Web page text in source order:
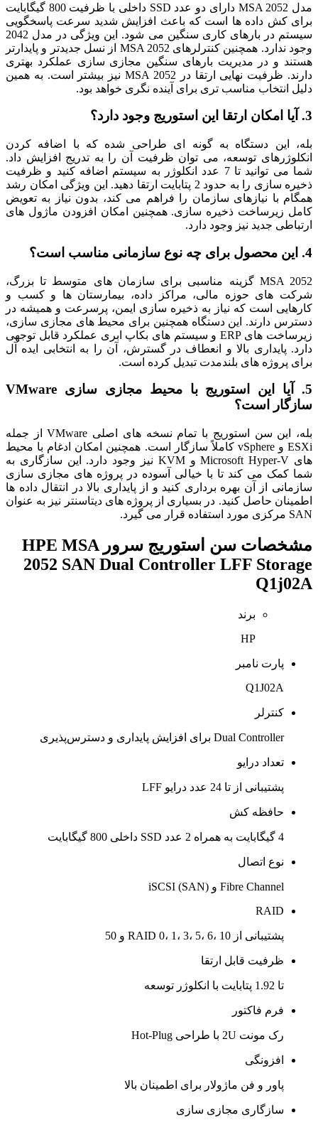
مدل MSA 2052 دارای دو عدد SSD داخلی با ظرفیت 800 گیگابایت
برای کش داده‌ ها است که باعث افزایش شدید سرعت پاسخگویی
سیستم در بارهای کاری سنگین می‌ شود. این ویژگی در مدل 2042
وجود ندارد. همچنین کنترلرهای MSA 2052 از نسل جدیدتر و پایدارتر
هستند و در مدیریت بارهای سنگین مجازی سازی عملکرد بهتری
دارند. ظرفیت نهایی ارتقا در MSA 2052 نیز بیشتر است. به همین
دلیل انتخاب مناسب‌ تری برای آینده‌ نگری خواهد بود.
3. آیا امکان ارتقا این استوریج وجود دارد؟
بله، این دستگاه به گونه ای طراحی شده که با اضافه کردن
انکلوژرهای توسعه، می‌ توان ظرفیت آن را به تدریج افزایش داد.
شما می‌ توانید تا 7 عدد انکلوژر به سیستم اضافه کنید و ظرفیت
ذخیره سازی را به حدود 2 پتابایت ارتقا دهید. این ویژگی امکان رشد
همگام با نیازهای سازمان را فراهم می‌ کند، بدون نیاز به تعویض
کامل زیرساخت ذخیره سازی. همچنین امکان افزودن ماژول‌ های
ارتباطی جدید نیز وجود دارد.
4. این محصول برای چه نوع سازمانی مناسب است؟
MSA 2052 گزینه مناسبی برای سازمان‌ های متوسط تا بزرگ،
شرکت‌ های حوزه مالی، مراکز داده، بیمارستان‌ ها و کسب و
کارهایی است که نیاز به ذخیره سازی ایمن، پرسرعت و همیشه در
دسترس دارند. این دستگاه همچنین برای محیط‌ های مجازی سازی،
زیرساخت های ERP و سیستم‌ های بکاپ ابری عملکرد قابل توجهی
دارد. پایداری بالا و انعطاف در گسترش، آن را به انتخابی ایده آل
برای پروژه‌ های بلندمدت تبدیل کرده است.
5. آیا این استوریج با محیط مجازی سازی VMware
سازگار است؟
بله، این سن استوریج با تمام نسخه‌ های اصلی VMware از جمله
ESXi و vSphere کاملاً سازگار است. همچنین امکان ادغام با محیط‌
های Microsoft Hyper-V و KVM نیز وجود دارد. این سازگاری به
شما کمک می‌ کند تا با خیالی آسوده در پروژه‌ های مجازی سازی
سازمانی از آن بهره برداری کنید و از پایداری بالا در انتقال داده‌ ها
اطمینان حاصل کنید. در بسیاری از پروژه‌ های دیتاسنتر نیز به عنوان
SAN مرکزی مورد استفاده قرار می‌ گیرد.
مشخصات
سن استوریج سرور HPE MSA
2052 SAN Dual Controller LFF Storage
Q1j02A
برند
HP
پارت نامبر
Q1J02A
کنترلر
Dual Controller برای افزایش پایداری و دسترس‌پذیری
تعداد درایو
پشتیبانی از تا 24 عدد درایو LFF
حافظه کش
4 گیگابایت به همراه 2 عدد SSD داخلی 800 گیگابایت
نوع اتصال
Fibre Channel و iSCSI (SAN)
RAID
پشتیبانی از RAID 0، 1، 3، 5، 6، 10 و 50
ظرفیت قابل ارتقا
تا 1.92 پتابایت با انکلوژر توسعه
فرم فاکتور
رک مونت 2U با طراحی Hot-Plug
افزونگی
پاور و فن ماژولار برای اطمینان بالا
سازگاری مجازی سازی